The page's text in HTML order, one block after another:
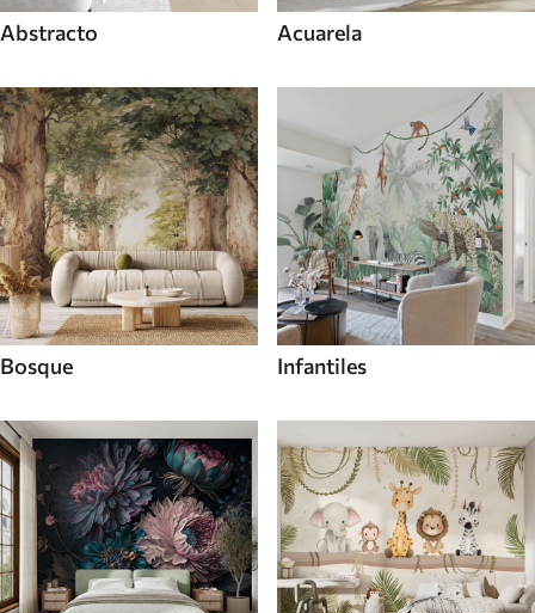
Abstracto Acuarela
Bosque Infantiles